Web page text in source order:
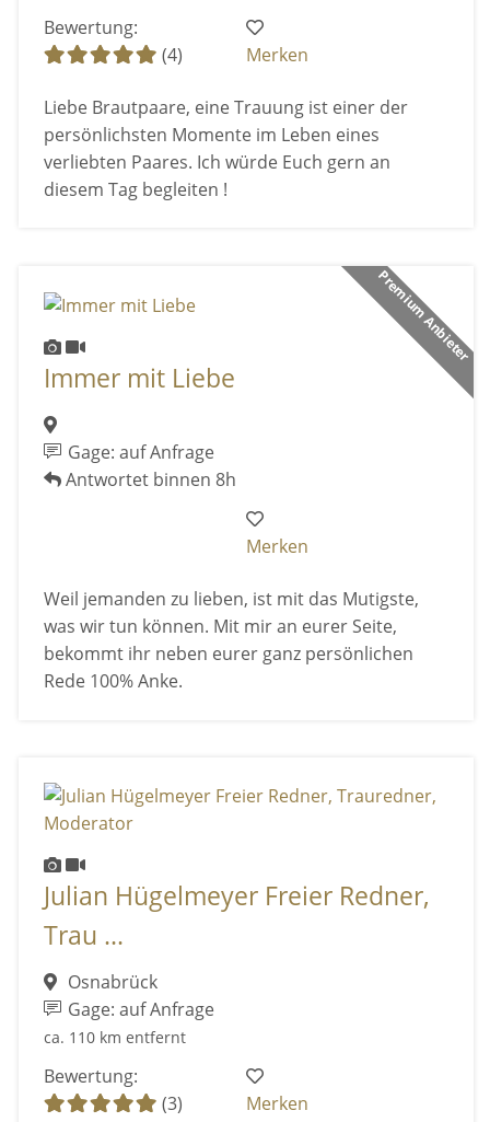
Bewertung:
(4)
Merken
Liebe Brautpaare, eine Trauung ist einer der
persönlichsten Momente im Leben eines
verliebten Paares. Ich würde Euch gern an
diesem Tag begleiten !
Premium Anbieter
Immer mit Liebe
Gage: auf Anfrage
Antwortet binnen 8h
Merken
Weil jemanden zu lieben, ist mit das Mutigste,
was wir tun können. Mit mir an eurer Seite,
bekommt ihr neben eurer ganz persönlichen
Rede 100% Anke.
Julian Hügelmeyer Freier Redner,
Trau ...
Osnabrück
Gage: auf Anfrage
ca. 110 km entfernt
Bewertung:
(3)
Merken